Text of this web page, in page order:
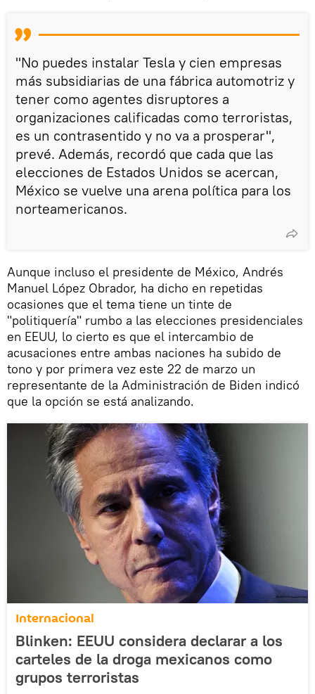
"No puedes instalar Tesla y cien empresas
más subsidiarias de una fábrica automotriz y
tener como agentes disruptores a
organizaciones calificadas como terroristas,
es un contrasentido y no va a prosperar",
prevé. Además, recordó que cada que las
elecciones de Estados Unidos se acercan,
México se vuelve una arena política para los
norteamericanos.
Aunque incluso el presidente de México, Andrés
Manuel López Obrador, ha dicho en repetidas
ocasiones que el tema tiene un tinte de
"politiquería" rumbo a las elecciones presidenciales
en EEUU, lo cierto es que el intercambio de
acusaciones entre ambas naciones ha subido de
tono y por primera vez este 22 de marzo un
representante de la Administración de Biden indicó
que la opción se está analizando.
Internacional
Blinken: EEUU considera declarar a los
carteles de la droga mexicanos como
grupos terroristas